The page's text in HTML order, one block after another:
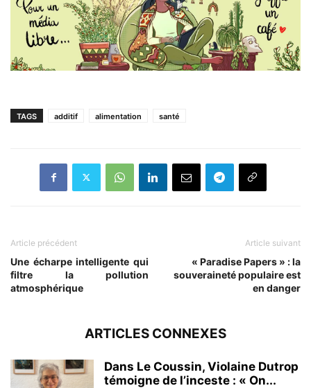
TAGS additif alimentation santé
Article précédent
Une écharpe intelligente qui
filtre la pollution
atmosphérique
Article suivant
« Paradise Papers » : la
souveraineté populaire est
en danger
ARTICLES CONNEXES
Dans Le Coussin, Violaine Dutrop
témoigne de l’inceste : « On...